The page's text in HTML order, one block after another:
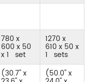
780 x
600 x 50
x 1 set
1270 x
610 x 50 x
1 sets
(30.7'' x (50.0'' x